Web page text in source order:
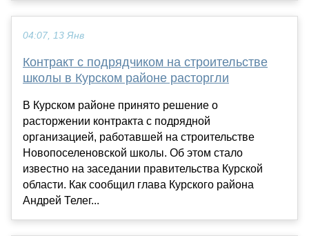
04:07, 13 Янв
Контракт с подрядчиком на строительстве
школы в Курском районе расторгли
В Курском районе принято решение о
расторжении контракта с подрядной
организацией, работавшей на строительстве
Новопоселеновской школы. Об этом стало
известно на заседании правительства Курской
области. Как сообщил глава Курского района
Андрей Телег...